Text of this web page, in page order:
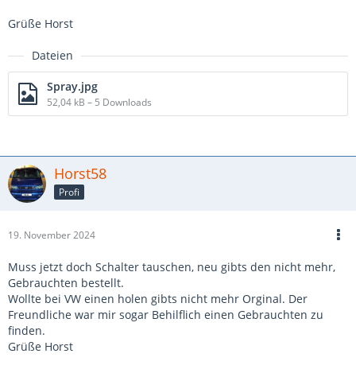
Grüße Horst
Dateien
Spray.jpg
52,04 kB – 5 Downloads
Horst58
Profi
19. November 2024
Muss jetzt doch Schalter tauschen, neu gibts den nicht mehr,
Gebrauchten bestellt.
Wollte bei VW einen holen gibts nicht mehr Orginal. Der
Freundliche war mir sogar Behilflich einen Gebrauchten zu
finden.
Grüße Horst